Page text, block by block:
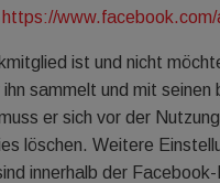
https://
ist und nicht
sammelt und mit
er sich vor der
löschen. Weitere
innerhalb der